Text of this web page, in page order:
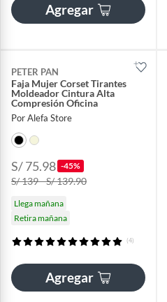
Agregar
PETER PAN
Faja Mujer Corset Tirantes
Moldeador Cintura Alta
Compresión Oficina
Por Alefa Store
S/ 75.98 -45%
S/ 139 - S/ 139.90
Llega mañana
Retira mañana
(4)
Agregar